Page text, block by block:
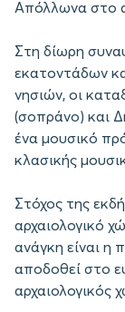
Απόλλωνα στο
Στη δίωρη
εκατοντάδων
νησιών, οι
(σοπράνο) και
ένα μουσικό
κλασικής
Στόχος της
αρχαιολογικό
ανάγκη είναι η
αποδοθεί στο
αρχαιολογικός